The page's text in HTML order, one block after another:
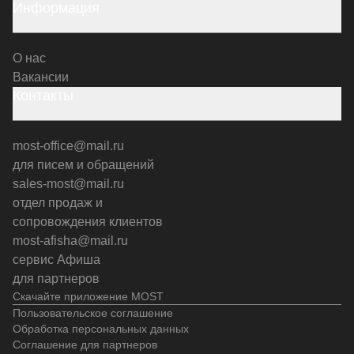
Скачайте приложение MOST
О нас
Вакансии
most-office@mail.ru
для писем и обращений
sales-most@mail.ru
отдел продаж и
сопровождения клиентов
most-afisha@mail.ru
сервис Афиша
для партнеров
Пользовательское соглашение
Обработка персональных данных
Соглашение для партнеров